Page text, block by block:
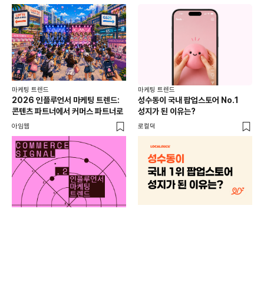
마케팅 트렌드
2026 인플루언서 마케팅 트렌드:
콘텐츠 파트너에서 커머스 파트너로
아임웹
마케팅 트렌드
성수동이 국내 팝업스토어 No.1
성지가 된 이유는?
로컬덕